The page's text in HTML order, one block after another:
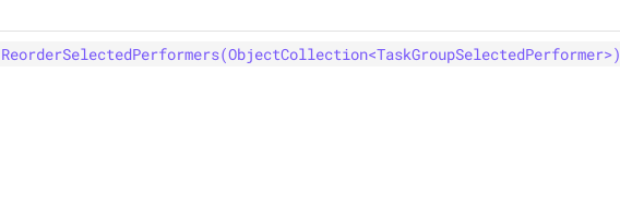
ReorderSelectedPerformers(ObjectCollection<TaskGroupSelectedPerformer>)